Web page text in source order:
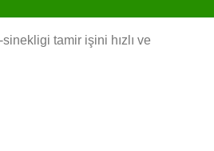
tamir işini hızlı ve